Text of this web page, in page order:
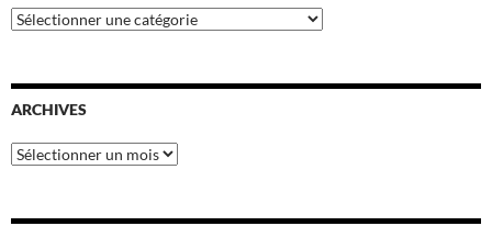
Catégories
ARCHIVES
Archives